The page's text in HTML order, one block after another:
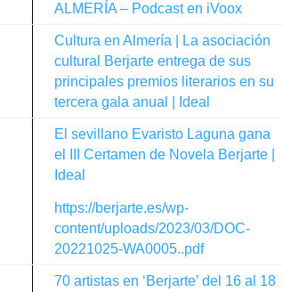
ALMERÍA – Podcast en iVoox
Cultura en Almería | La asociación
cultural Berjarte entrega de sus
principales premios literarios en su
tercera gala anual | Ideal
El sevillano Evaristo Laguna gana
el III Certamen de Novela Berjarte |
Ideal
https://berjarte.es/wp-
content/uploads/2023/03/DOC-
20221025-WA0005..pdf
70 artistas en ‘Berjarte’ del 16 al 18